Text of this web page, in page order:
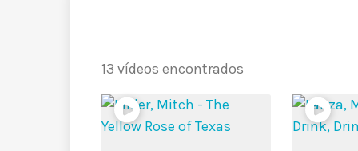
13 vídeos encontrados